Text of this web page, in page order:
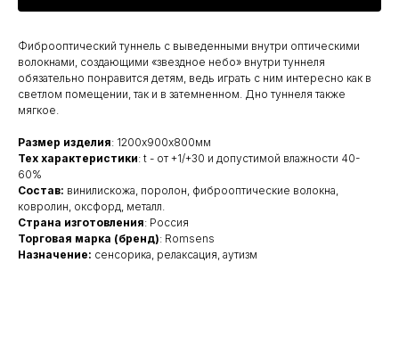
Фиброоптический туннель с выведенными внутри оптическими
волокнами, создающими «звездное небо» внутри туннеля
обязательно понравится детям, ведь играть с ним интересно как в
светлом помещении, так и в затемненном. Дно туннеля также
мягкое.
Размер изделия: 1200х900х800мм
Тех характеристики: t - от +1/+30 и допустимой влажности 40-
60%
Состав: винилискожа, поролон, фиброоптические волокна,
ковролин, оксфорд, металл.
Страна изготовления: Россия
Торговая марка (бренд): Romsens
Назначение: сенсорика, релаксация, аутизм